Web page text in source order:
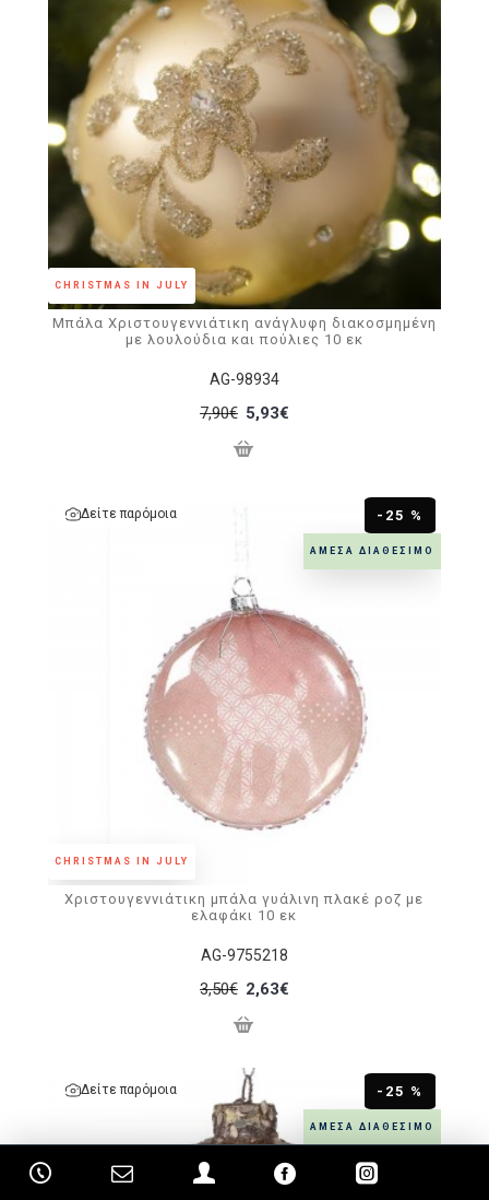
CHRISTMAS IN JULY
AG-98934
Μπάλα Χριστουγεννιάτικη ανάγλυφη διακοσμημένη
με λουλούδια και πούλιες 10 εκ
7,90€ 5,93€
ΆΜΕΣΑ ΔΙΑΘΈΣΙΜΟ
CHRISTMAS IN JULY
-25 %
Δείτε παρόμοια
AG-9755218
Χριστουγεννιάτικη μπάλα γυάλινη πλακέ ροζ με
ελαφάκι 10 εκ
3,50€ 2,63€
ΆΜΕΣΑ ΔΙΑΘΈΣΙΜΟ
-25 %
Δείτε παρόμοια